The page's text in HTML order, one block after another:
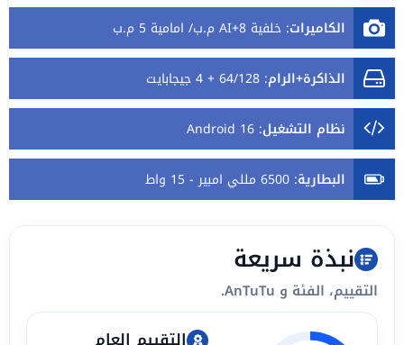
الكاميرات: خلفية 8+AI م.ب/ امامية 5 م.ب
الذاكرة+الرام: 64/128 + 4 جيجابايت
نظام التشغيل:
Android 16
البطارية: 6500 مللي امبير - 15 واط
نبذة سريعة
التقييم، الفئة و AnTuTu.